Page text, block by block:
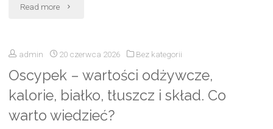
stylowy
dla
mężczyzn"
Read more "Nietypowe
męskie
–
oryginalne,
admin 20 czerwca 2026 Bez kategorii
Oscypek – wartości odżywcze,
kalorie, białko, tłuszcz i skład. Co
warto wiedzieć?